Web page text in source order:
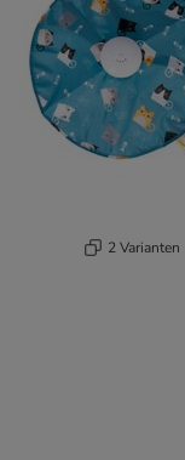
2 Varianten